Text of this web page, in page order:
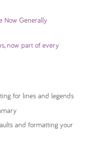
Now Generally
now part of every
for lines and legends
and formatting your